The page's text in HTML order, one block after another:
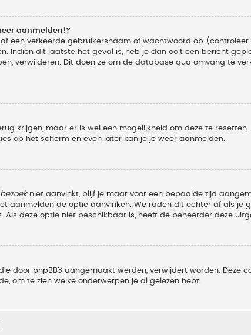
aanmelden!?
een verkeerde gebruikersnaam of wachtwoord op
Indien dit laatste het geval is, heb je dan ooit een bericht
verwijderen. Dit doen ze om de database qua omvang te
krijgen, maar er is wel een mogelijkheid om deze te
op het scherm en even later kan je je weer aanmelden.
niet aanvinkt, blijf je maar voor een bepaalde tijd
aanmelden de optie aanvinken. We raden dit echter af als je
Als deze optie niet beschikbaar is, heeft de beheerder deze
door phpBB3 aangemaakt werden, verwijdert worden. Deze
om te zien welke onderwerpen je al gelezen hebt.